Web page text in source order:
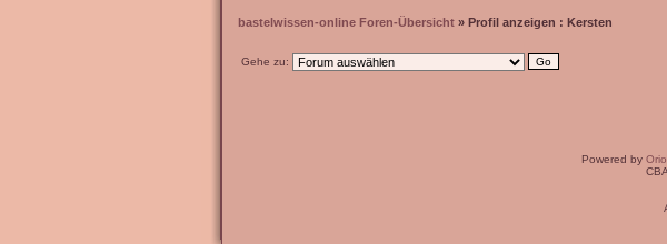
bastelwissen-online Foren-Übersicht » Profil anzeigen : Kersten
Gehe zu:
Powered by